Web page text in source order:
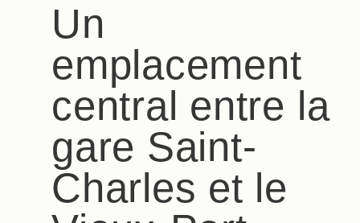
Un
emplacement
central entre la
gare Saint-
Charles et le